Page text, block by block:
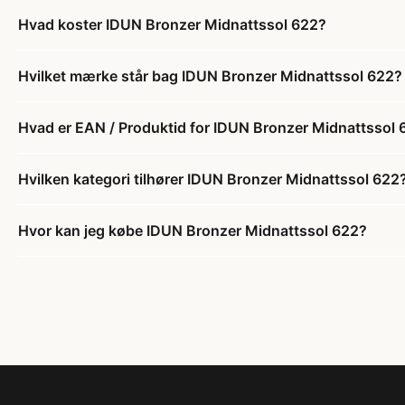
Hvad koster IDUN Bronzer Midnattssol 622?
Hvilket mærke står bag IDUN Bronzer Midnattssol 622?
Hvad er EAN / Produktid for IDUN Bronzer Midnattssol
Hvilken kategori tilhører IDUN Bronzer Midnattssol
Hvor kan jeg købe IDUN Bronzer Midnattssol 622?